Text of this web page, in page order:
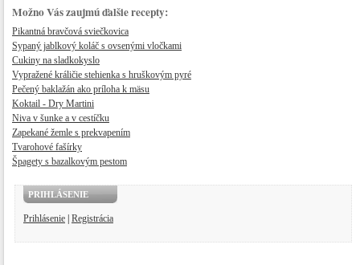
Možno Vás zaujmú ďalšie recepty:
Pikantná bravčová sviečkovica
Sypaný jablkový koláč s ovsenými vločkami
Cukiny na sladkokyslo
Vypražené králičie stehienka s hruškovým pyré
​Pečený baklažán ako príloha k mäsu
Koktail - Dry Martini
Niva v šunke a v cestíčku
Zapekané žemle s prekvapením
Tvarohové fašírky
Špagety s bazalkovým pestom
PRIHLÁSENIE
Prihlásenie Registrácia